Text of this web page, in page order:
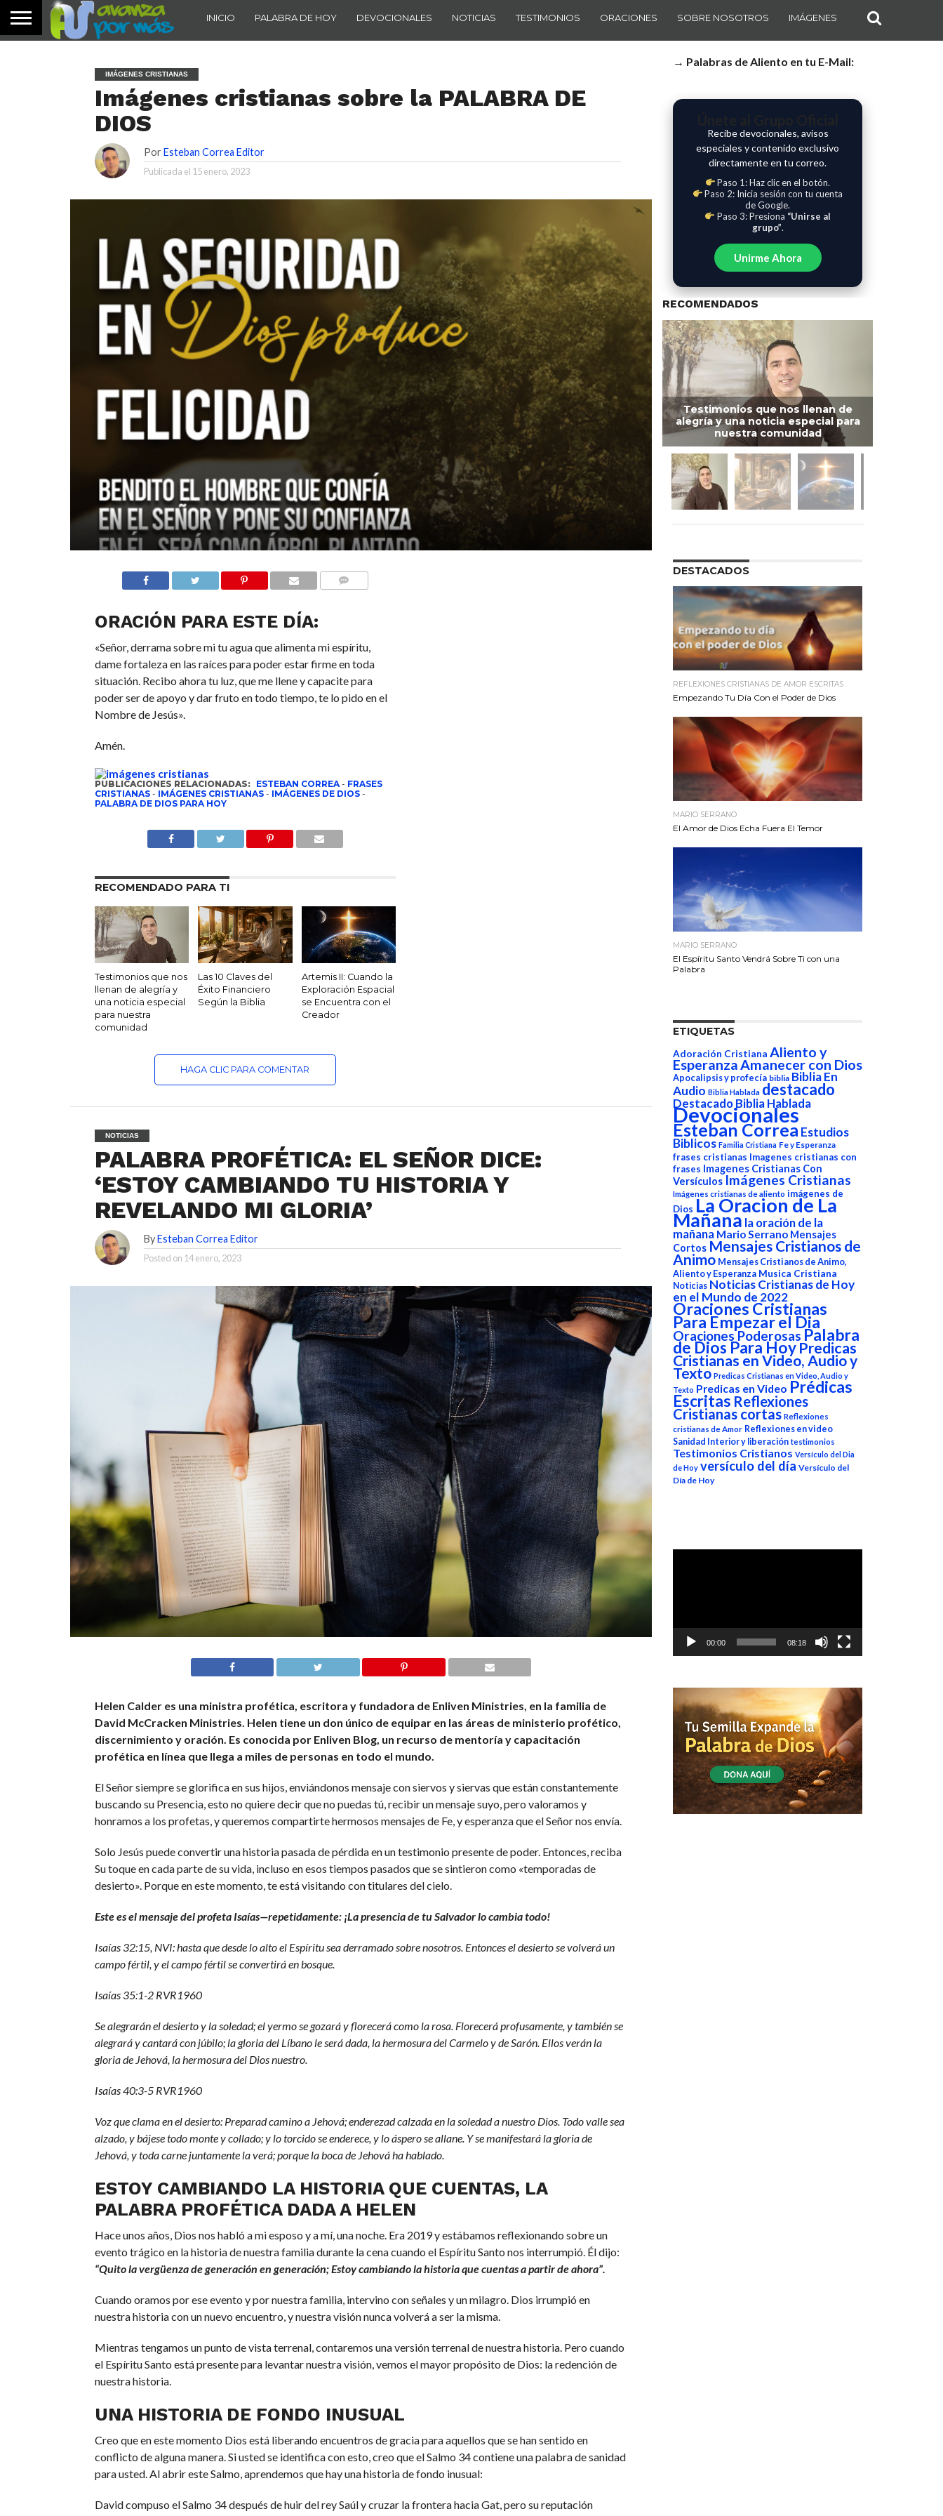
INICIO PALABRA DE HOY DEVOCIONALES NOTICIAS TESTIMONIOS ORACIONES SOBRE NOSOTROS IMÁGENES
IMÁGENES CRISTIANAS
Imágenes cristianas sobre la PALABRA DE
DIOS
Por Esteban Correa Editor
Publicada el 15 enero, 2023
ORACIÓN PARA ESTE DÍA:
«Señor, derrama sobre mi tu agua que alimenta mi espíritu,
dame fortaleza en las raíces para poder estar firme en toda
situación. Recibo ahora tu luz, que me llene y capacite para
poder ser de apoyo y dar fruto en todo tiempo, te lo pido en el
Nombre de Jesús».
Amén.
PUBLICACIONES RELACIONADAS: ESTEBAN CORREA- FRASES
CRISTIANAS- IMÁGENES CRISTIANAS- IMÁGENES DE DIOS-
PALABRA DE DIOS PARA HOY
RECOMENDADO PARA TI
Testimonios que nos
llenan de alegría y
una noticia especial
para nuestra
comunidad
Las 10 Claves del
Éxito Financiero
Según la Biblia
Artemis II: Cuando la
Exploración Espacial
se Encuentra con el
Creador
HAGA CLIC PARA COMENTAR
NOTICIAS
PALABRA PROFÉTICA: EL SEÑOR DICE:
‘ESTOY CAMBIANDO TU HISTORIA Y
REVELANDO MI GLORIA’
ByEsteban Correa Editor
Posted on 14 enero, 2023
Helen Calder es una ministra profética, escritora y fundadora de Enliven Ministries, en la familia de
David McCracken Ministries. Helen tiene un don único de equipar en las áreas de ministerio profético,
discernimiento y oración. Es conocida por Enliven Blog, un recurso de mentoría y capacitación
profética en línea que llega a miles de personas en todo el mundo.
El Señor siempre se glorifica en sus hijos, enviándonos mensaje con siervos y siervas que están constantemente
buscando su Presencia, esto no quiere decir que no puedas tú, recibir un mensaje suyo, pero valoramos y
honramos a los profetas, y queremos compartirte hermosos mensajes de Fe, y esperanza que el Señor nos envía.
Solo Jesús puede convertir una historia pasada de pérdida en un testimonio presente de poder. Entonces, reciba
Su toque en cada parte de su vida, incluso en esos tiempos pasados ​​que se sintieron como «temporadas de
desierto». Porque en este momento, te está visitando con titulares del cielo.
Este es el mensaje del profeta Isaías—repetidamente: ¡La presencia de tu Salvador lo cambia todo!
Isaías 32:15, NVI: hasta que desde lo alto el Espíritu sea derramado sobre nosotros. Entonces el desierto se volverá un
campo fértil, y el campo fértil se convertirá en bosque.
Isaías 35:1-2 RVR1960
Se alegrarán el desierto y la soledad; el yermo se gozará y florecerá como la rosa. Florecerá profusamente, y también se
alegrará y cantará con júbilo; la gloria del Líbano le será dada, la hermosura del Carmelo y de Sarón. Ellos verán la
gloria de Jehová, la hermosura del Dios nuestro.
Isaías 40:3-5 RVR1960
Voz que clama en el desierto: Preparad camino a Jehová; enderezad calzada en la soledad a nuestro Dios. Todo valle sea
alzado, y bájese todo monte y collado; y lo torcido se enderece, y lo áspero se allane. Y se manifestará la gloria de
Jehová, y toda carne juntamente la verá; porque la boca de Jehová ha hablado.
ESTOY CAMBIANDO LA HISTORIA QUE CUENTAS, LA
PALABRA PROFÉTICA DADA A HELEN
Hace unos años, Dios nos habló a mi esposo y a mí, una noche. Era 2019 y estábamos reflexionando sobre un
evento trágico en la historia de nuestra familia durante la cena cuando el Espíritu Santo nos interrumpió. Él dijo:
“Quito la vergüenza de generación en generación; Estoy cambiando la historia que cuentas a partir de ahora”.
Cuando oramos por ese evento y por nuestra familia, intervino con señales y un milagro. Dios irrumpió en
nuestra historia con un nuevo encuentro, y nuestra visión nunca volverá a ser la misma.
Mientras tengamos un punto de vista terrenal, contaremos una versión terrenal de nuestra historia. Pero cuando
el Espíritu Santo está presente para levantar nuestra visión, vemos el mayor propósito de Dios: la redención de
nuestra historia.
UNA HISTORIA DE FONDO INUSUAL
Creo que en este momento Dios está liberando encuentros de gracia para aquellos que se han sentido en
conflicto de alguna manera. Si usted se identifica con esto, creo que el Salmo 34 contiene una palabra de sanidad
para usted. Al abrir este Salmo, aprendemos que hay una historia de fondo inusual:
David compuso el Salmo 34 después de huir del rey Saúl y cruzar la frontera hacia Gat, pero su reputación
→ Palabras de Aliento en tu E-Mail:
Recibe devocionales, avisos
especiales y contenido exclusivo
directamente en tu correo.
Paso 1: Haz clic en el botón.
Paso 2: Inicia sesión con tu cuenta
de Google.
Paso 3: Presiona “Unirse al
grupo”.
Unirme Ahora
RECOMENDADOS
Testimonios que nos llenan de
alegría y una noticia especial para
nuestra comunidad
DESTACADOS
REFLEXIONES CRISTIANAS DE AMOR ESCRITAS
Empezando Tu Día Con el Poder de Dios
MARIO SERRANO
El Amor de Dios Echa Fuera El Temor
MARIO SERRANO
El Espíritu Santo Vendrá Sobre Ti con una
Palabra
ETIQUETAS
Adoración Cristiana Aliento y
EsperanzaAmanecer con Dios
Apocalipsis y profecía biblia Biblia En
Audio Biblia Hablada destacado
Destacado Biblia Hablada
Devocionales
Esteban Correa Estudios
Biblicos Familia Cristiana Fe y Esperanza
frases cristianas Imagenes cristianas con
frases Imagenes Cristianas Con
Versículos Imágenes Cristianas
Imágenes cristianas de aliento imágenes de
Dios La Oracion de La
Mañana la oración de la
mañana Mario Serrano Mensajes
Cortos Mensajes Cristianos de
Animo Mensajes Cristianos de Animo,
Aliento y Esperanza Musica Cristiana
Noticias Noticias Cristianas de Hoy
en el Mundo de 2022
Oraciones Cristianas
Para Empezar el Dia
Oraciones Poderosas Palabra
de Dios Para HoyPredicas
Cristianas en Video, Audio y
Texto Predicas Cristianas en Video, Audio y
Texto Predicas en Video Prédicas
Escritas Reflexiones
Cristianas cortas Reflexiones
cristianas de Amor Reflexiones en video
Sanidad Interior y liberación testimonios
Testimonios Cristianos Versículo del Dia
de Hoy versículo del día Versículo del
Día de Hoy
Reproductor
00:00 08:18